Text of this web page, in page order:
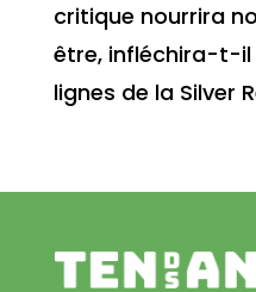
critique nourrira
être, infléchira-t-il
lignes de la Silver